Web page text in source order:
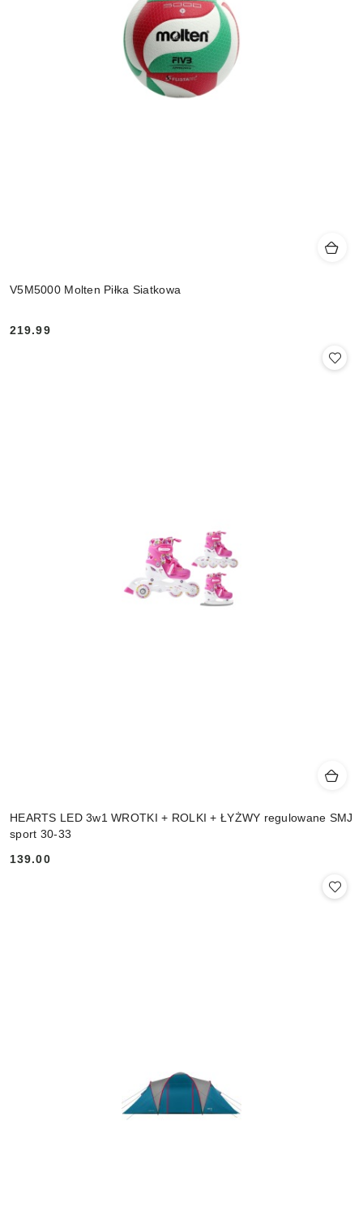
V5M5000 Molten Piłka Siatkowa
Cena:
219.99
HEARTS LED 3w1 WROTKI + ROLKI + ŁYŻWY regulowane SMJ
sport 30-33
Cena:
139.00